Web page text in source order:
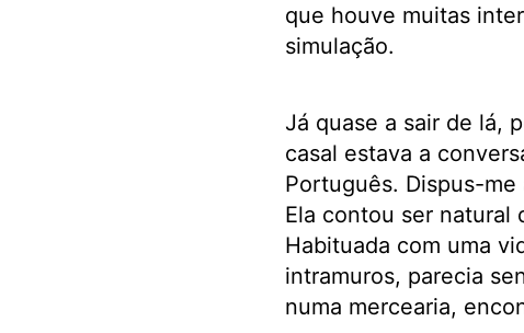
que houve muitas
simulação.
Já quase a sair de lá,
casal estava a
Português. Dispus-
Ela contou ser natural
Habituada com uma
intramuros, parecia
numa mercearia,